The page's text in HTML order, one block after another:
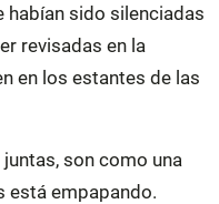
sido silenciadas
revisadas en la
en los estantes de las
son como una
está empapando.